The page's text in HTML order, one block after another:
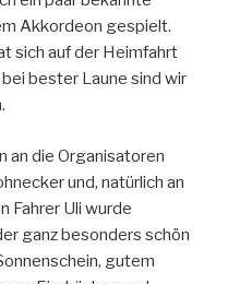
Akkordeon gespielt.
sich auf der Heimfahrt
bester Laune sind wir
an die Organisatoren
und, natürlich an
Fahrer Uli wurde
ganz besonders schön
gutem